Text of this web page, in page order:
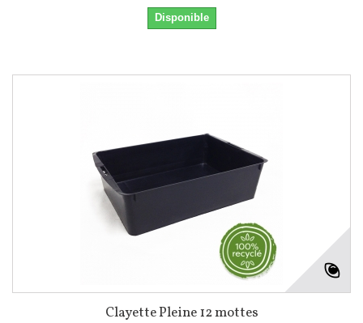
Disponible
Clayette Pleine 12 mottes